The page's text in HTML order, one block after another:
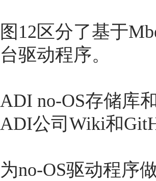
图12区分了基于
台驱动程序。
ADI no-OS存储库
ADI公司Wiki和
为no-OS驱动程序